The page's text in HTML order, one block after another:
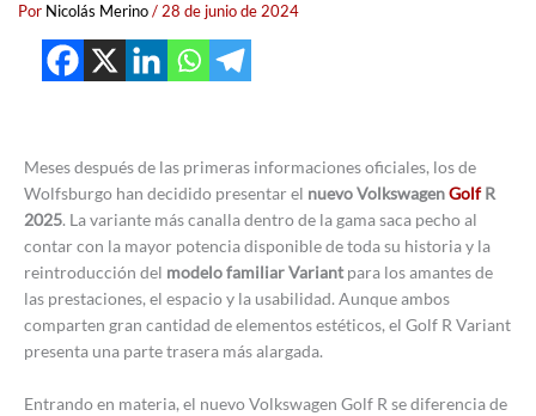
Por Nicolás Merino/ 28 de junio de 2024
Meses después de las primeras informaciones oficiales, los de
Wolfsburgo han decidido presentar el nuevo VolkswagenGolfR
2025. La variante más canalla dentro de la gama saca pecho al
contar con la mayor potencia disponible de toda su historia y la
reintroducción del modelo familiar Variantpara los amantes de
las prestaciones, el espacio y la usabilidad. Aunque ambos
comparten gran cantidad de elementos estéticos, el Golf R Variant
presenta una parte trasera más alargada.
Entrando en materia, el nuevo Volkswagen Golf R se diferencia de